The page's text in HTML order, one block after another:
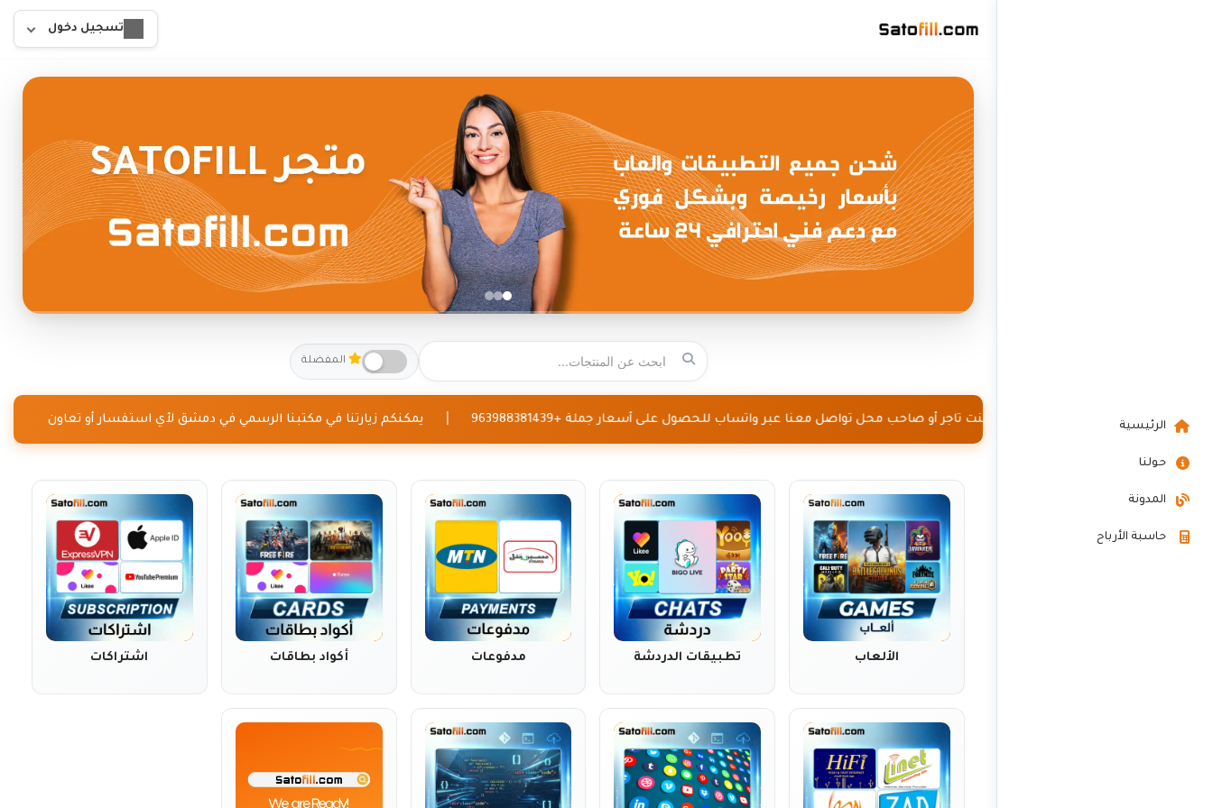
المحتوى
تسجيل دخول
المفضلة
في حال كنت تاجر أو صاحب محل تواصل معنا عبر واتساب للحصول على أسعار جملة +963988381439 | يمكنكم زيارتنا في مكتبنا الرسمي في دمشق لأي استفسار أو تعاون
الألعاب تطبيقات الدردشة مدفوعات أكواد بطاقات اشتراكات
الرئيسية
حولنا
المدونة
حاسبة الأرباح